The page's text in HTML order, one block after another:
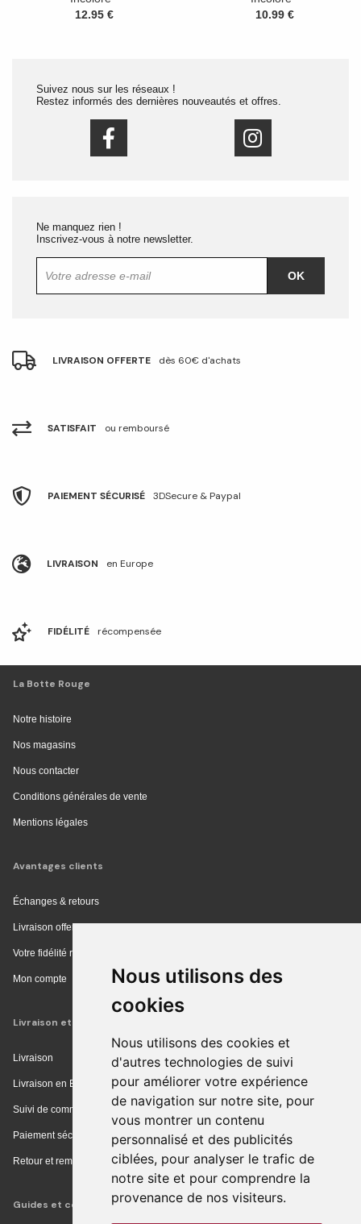
Nous utilisons des
cookies
Nous utilisons des cookies et
d'autres technologies de suivi
pour améliorer votre expérience
de navigation sur notre site, pour
vous montrer un contenu
personnalisé et des publicités
ciblées, pour analyser le trafic de
notre site et pour comprendre la
provenance de nos visiteurs.
12.95 €
10.99 €
Suivez nous sur les réseaux !
Restez informés des dernières nouveautés et offres.
Ne manquez rien !
Inscrivez-vous à notre newsletter.
OK
LIVRAISON OFFERTE dès 60€ d'achats
SATISFAIT ou remboursé
PAIEMENT SÉCURISÉ 3DSecure & Paypal
LIVRAISON en Europe
FIDÉLITÉ récompensée
La Botte Rouge
Notre histoire
Nos magasins
Nous contacter
Conditions générales de vente
Mentions légales
Avantages clients
Échanges & retours
Livraison offerte en magasin
Votre fidélité récompensée
Mon compte
Livraison et achat
Livraison
Livraison en Europe
Suivi de commande
Paiement sécurisé
Retour et remboursement
Guides et conseils